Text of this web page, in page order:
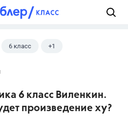
6 класс +1
6 класс Виленкин.
произведение xу?